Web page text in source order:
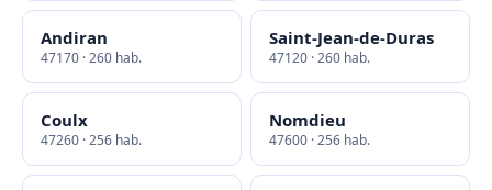
Andiran
47170 · 260 hab.
Saint-Jean-de-Duras
47120 · 260 hab.
Coulx
47260 · 256 hab.
Nomdieu
47600 · 256 hab.